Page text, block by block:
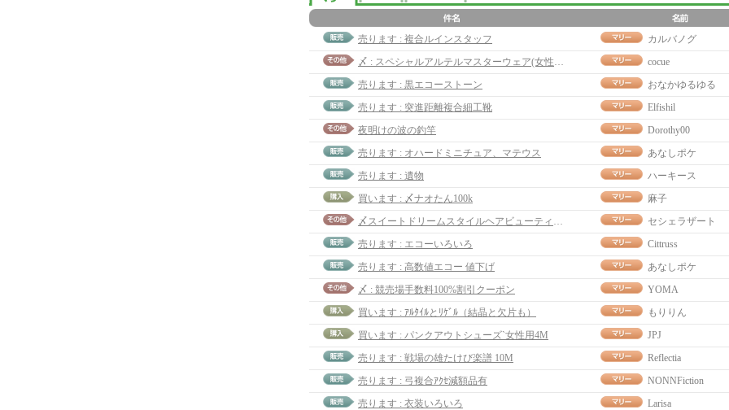
売ります : 複合ルインスタッフ カルバノグ
〆 : スペシャルアルテルマスターウェア(女性用)
cocue
売ります : 黒エコーストーン
おなかゆるゆる
売ります : 突進距離複合細工靴
Elfishil
夜明けの波の釣竿
Dorothy00
売ります : オハードミニチュア、マテウス
あなしポケ
売ります : 遺物
ハーキース
買います : 〆ナオたん100k
麻子
〆スイートドリームスタイルヘアビューティークーポン
セシェラザート
売ります : エコーいろいろ
Cittruss
売ります : 高数値エコー 値下げ
あなしポケ
〆 : 競売場手数料100%割引クーポン
YOMA
買います : ｱﾙﾀｲﾙとﾘｹﾞﾙ（結晶と欠片も）
もりりん
買います : パンクアウトシューズ`女性用4M
JPJ
売ります : 戦場の雄たけび楽譜 10M
Reflectia
売ります : 弓複合ｱｸｾ減額品有
NONNFiction
売ります : 衣装いろいろ
Larisa